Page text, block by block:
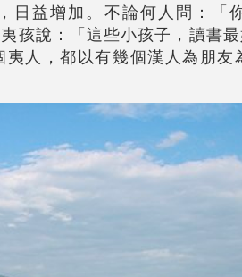
日益增加。不論何人問：「
孩說：「這些小孩子，讀書
人，都以有幾個漢人為朋